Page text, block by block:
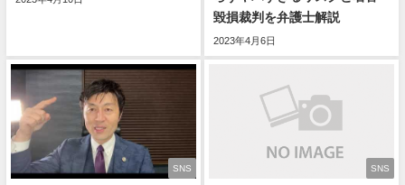
毀損裁判を弁護士解説
2023年4月6日
SNS SNS